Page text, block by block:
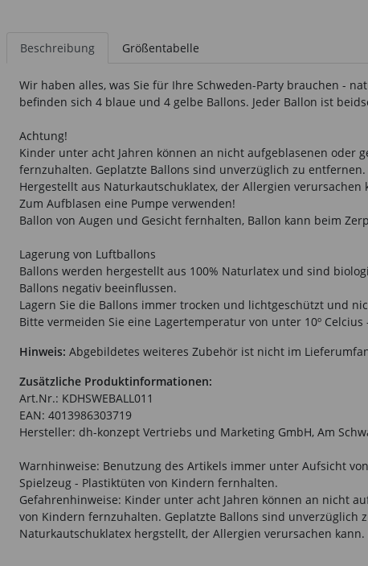
Beschreibung Größentabelle
Wir haben alles, was Sie für Ihre Schweden-Party brauchen -
befinden sich 4 blaue und 4 gelbe Ballons. Jeder Ballon ist
Achtung!
Kinder unter acht Jahren können an nicht aufgeblasenen oder
fernzuhalten. Geplatzte Ballons sind unverzüglich zu entfernen.
Hergestellt aus Naturkautschuklatex, der Allergien verursachen
Zum Aufblasen eine Pumpe verwenden!
Ballon von Augen und Gesicht fernhalten, Ballon kann beim
Lagerung von Luftballons
Ballons werden hergestellt aus 100% Naturlatex und sind
Ballons negativ beeinflussen.
Lagern Sie die Ballons immer trocken und lichtgeschützt und
Bitte vermeiden Sie eine Lagertemperatur von unter 10º
Hinweis: Abgebildetes weiteres Zubehör ist nicht im
Zusätzliche Produktinformationen:
Art.Nr.: KDHSWEBALL011
EAN: 4013986303719
Hersteller: dh-konzept Vertriebs und Marketing GmbH, Am
Warnhinweise: Benutzung des Artikels immer unter Aufsicht
Spielzeug - Plastiktüten von Kindern fernhalten.
Gefahrenhinweise: Kinder unter acht Jahren können an nicht
von Kindern fernzuhalten. Geplatzte Ballons sind unverzüglich
Naturkautschuklatex hergstellt, der Allergien verursachen